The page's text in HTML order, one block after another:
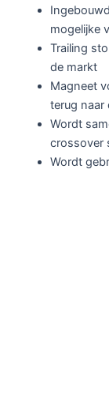
mogelijke
Trailing
de markt
Magneet
terug naar
Wordt
crossover
Wordt